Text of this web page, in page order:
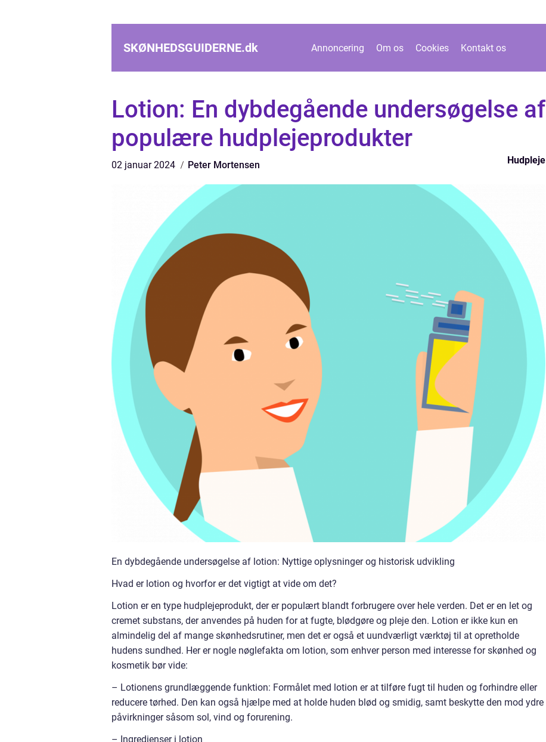
SKØNHEDSGUIDERNE.dk Annoncering Om os Cookies Kontakt os
Lotion: En dybdegående undersøgelse af
populære hudplejeprodukter
02 januar 2024 Peter Mortensen Hudpleje
En dybdegående undersøgelse af lotion: Nyttige oplysninger og historisk udvikling
Hvad er lotion og hvorfor er det vigtigt at vide om det?
Lotion er en type hudplejeprodukt, der er populært blandt forbrugere over hele verden. Det er en let og
cremet substans, der anvendes på huden for at fugte, blødgøre og pleje den. Lotion er ikke kun en
almindelig del af mange skønhedsrutiner, men det er også et uundværligt værktøj til at opretholde
hudens sundhed. Her er nogle nøglefakta om lotion, som enhver person med interesse for skønhed og
kosmetik bør vide:
– Lotionens grundlæggende funktion: Formålet med lotion er at tilføre fugt til huden og forhindre eller
reducere tørhed. Den kan også hjælpe med at holde huden blød og smidig, samt beskytte den mod ydre
påvirkninger såsom sol, vind og forurening.
– Ingredienser i lotion